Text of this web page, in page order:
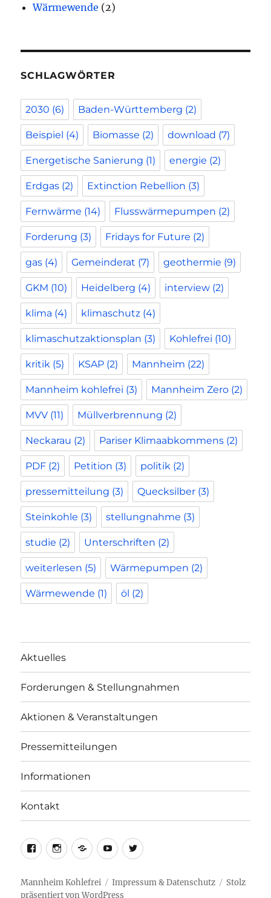
Wärmewende (2)
SCHLAGWÖRTER
2030 (6) Baden-Württemberg (2)
Beispiel (4) Biomasse (2) download (7)
Energetische Sanierung (1) energie (2)
Erdgas (2) Extinction Rebellion (3)
Fernwärme (14) Flusswärmepumpen (2)
Forderung (3) Fridays for Future (2)
gas (4) Gemeinderat (7) geothermie (9)
GKM (10) Heidelberg (4) interview (2)
klima (4) klimaschutz (4)
klimaschutzaktionsplan (3) Kohlefrei (10)
kritik (5) KSAP (2) Mannheim (22)
Mannheim kohlefrei (3) Mannheim Zero (2)
MVV (11) Müllverbrennung (2)
Neckarau (2) Pariser Klimaabkommens (2)
PDF (2) Petition (3) politik (2)
pressemitteilung (3) Quecksilber (3)
Steinkohle (3) stellungnahme (3)
studie (2) Unterschriften (2)
weiterlesen (5) Wärmepumpen (2)
Wärmewende (1) öl (2)
Aktuelles
Forderungen & Stellungnahmen
Aktionen & Veranstaltungen
Pressemitteilungen
Informationen
Kontakt
facebookinstagram
telegram
youtubetwitter
Mannheim Kohlefrei Impressum & Datenschutz
Stolz
präsentiert von WordPress